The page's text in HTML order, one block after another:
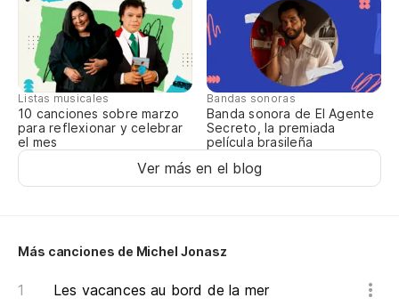
Listas musicales
10 canciones sobre marzo
para reflexionar y celebrar
el mes
Bandas sonoras
Banda sonora de El Agente
Secreto, la premiada
película brasileña
Ver más en el blog
Más canciones de Michel Jonasz
Les vacances au bord de la mer